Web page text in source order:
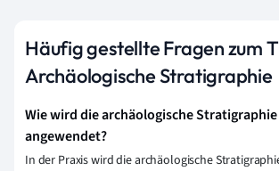
Häufig gestellte Fragen zum
Archäologische Stratigraphie
Wie wird die archäologische
angewendet?
In der Praxis wird die archäologische